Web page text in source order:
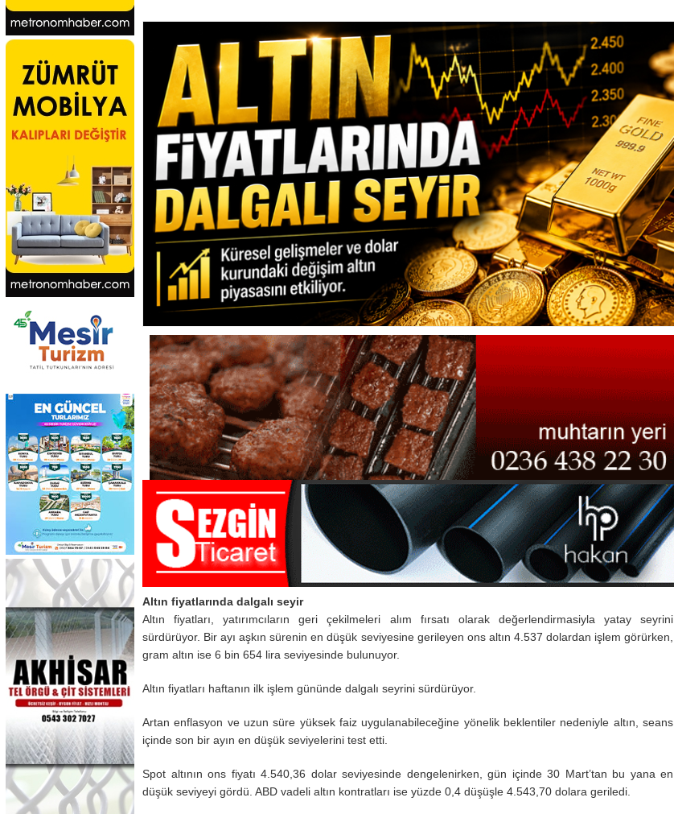
Altın fiyatlarında dalgalı seyir
Altın fiyatları, yatırımcıların geri çekilmeleri alım fırsatı olarak değerlendirmasiyla yatay seyrini
sürdürüyor. Bir ayı aşkın sürenin en düşük seviyesine gerileyen ons altın 4.537 dolardan işlem görürken,
gram altın ise 6 bin 654 lira seviyesinde bulunuyor.
Altın fiyatları haftanın ilk işlem gününde dalgalı seyrini sürdürüyor.
Artan enflasyon ve uzun süre yüksek faiz uygulanabileceğine yönelik beklentiler nedeniyle altın, seans
içinde son bir ayın en düşük seviyelerini test etti.
Spot altının ons fiyatı 4.540,36 dolar seviyesinde dengelenirken, gün içinde 30 Mart’tan bu yana en
düşük seviyeyi gördü. ABD vadeli altın kontratları ise yüzde 0,4 düşüşle 4.543,70 dolara geriledi.